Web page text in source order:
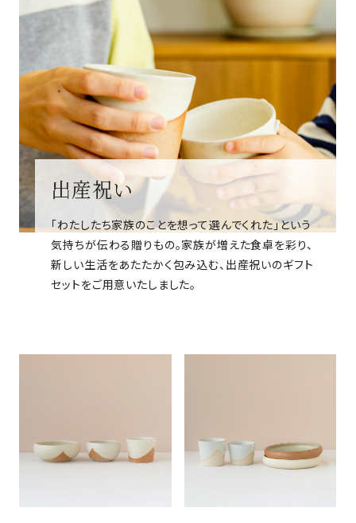
出産祝い
「わたしたち家族のことを想って選んでくれた」という
気持ちが伝わる贈りもの。家族が増えた食卓を彩り、
新しい生活をあたたかく包み込む、出産祝いのギフト
セットをご用意いたしました。